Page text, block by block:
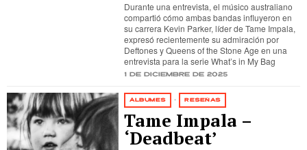
Durante una entrevista, el músico australiano
compartió cómo ambas bandas influyeron en
su carrera Kevin Parker, líder de Tame Impala,
expresó recientemente su admiración por
Deftones y Queens of the Stone Age en una
entrevista para la serie What’s in My Bag
1 de diciembre de 2025
ÁLBUMES · RESEÑAS
Tame Impala –
‘Deadbeat’